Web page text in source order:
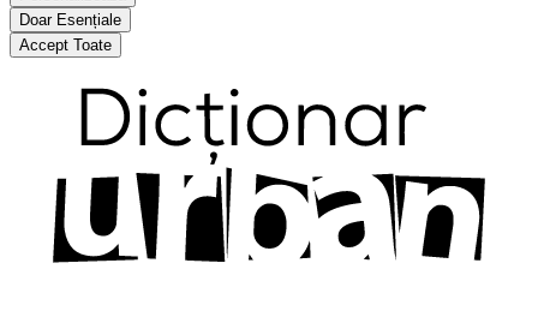
Doar Esențiale
Accept Toate